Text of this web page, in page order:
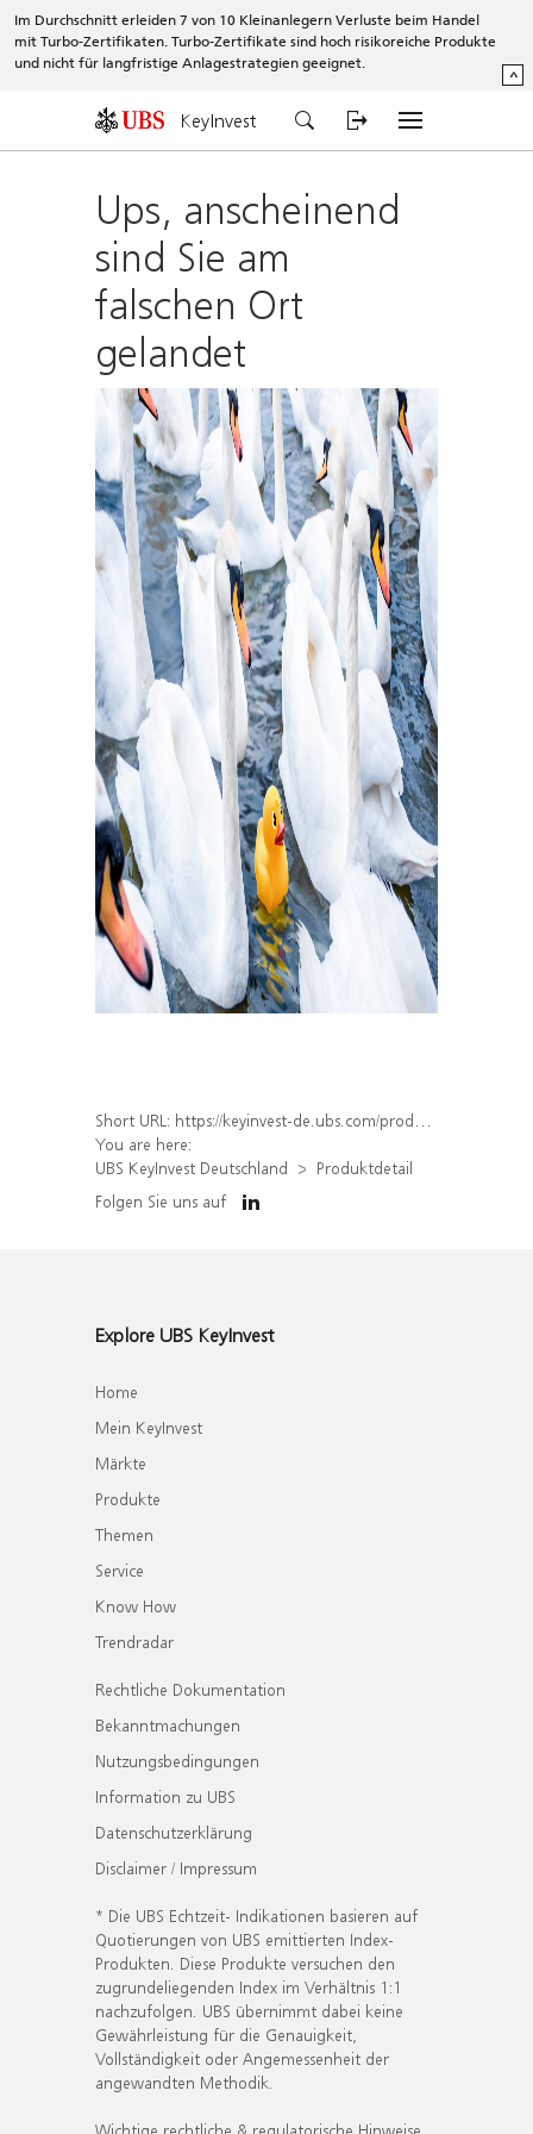
Im Durchschnitt erleiden 7 von 10 Kleinanlegern Verluste beim Handel
mit Turbo-Zertifikaten. Turbo-Zertifikate sind hoch risikoreiche Produkte
und nicht für langfristige Anlagestrategien geeignet.
^
KeyInvest
Ups, anscheinend
sind Sie am
falschen Ort
gelandet
Short URL: https://keyinvest-de.ubs.com/produkt/detail/index/isin/DE000WA8GMB4
You are here:
UBS KeyInvest Deutschland
Produktdetail
Folgen Sie uns auf
Explore UBS KeyInvest
Home
Mein KeyInvest
Märkte
Produkte
Themen
Service
Know How
Trendradar
Rechtliche Dokumentation
Bekanntmachungen
Nutzungsbedingungen
Information zu UBS
Datenschutzerklärung
Disclaimer / Impressum
* Die UBS Echtzeit- Indikationen basieren auf
Quotierungen von UBS emittierten Index-
Produkten. Diese Produkte versuchen den
zugrundeliegenden Index im Verhältnis 1:1
nachzufolgen. UBS übernimmt dabei keine
Gewährleistung für die Genauigkeit,
Vollständigkeit oder Angemessenheit der
angewandten Methodik.